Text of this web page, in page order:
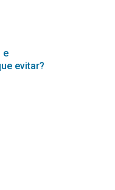
e
evitar?